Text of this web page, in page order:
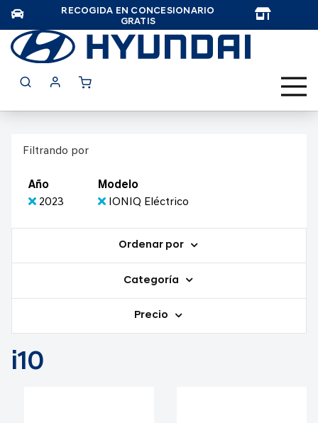
RECOGIDA EN CONCESIONARIO
GRATIS
Filtrando por
Año
2023
Modelo
IONIQ Eléctrico
Ordenar por
Categoría
Precio
i10